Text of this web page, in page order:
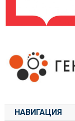
НАВИГАЦИЯ